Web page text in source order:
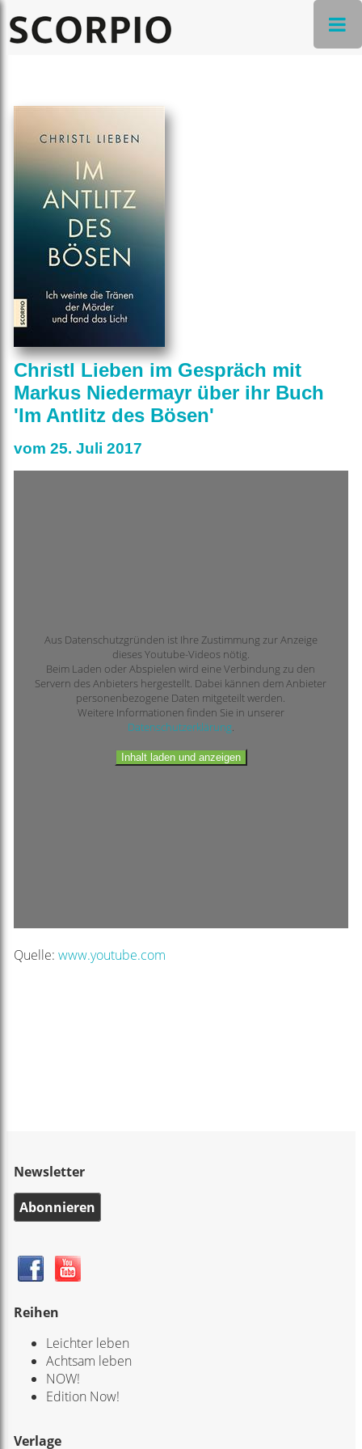
Christl Lieben im Gespräch mit
Markus Niedermayr über ihr Buch
'Im Antlitz des Bösen'
vom 25. Juli 2017
Aus Datenschutzgründen ist Ihre Zustimmung zur Anzeige
dieses Youtube-Videos nötig.
Beim Laden oder Abspielen wird eine Verbindung zu den
Servern des Anbieters hergestellt. Dabei kännen dem Anbieter
personenbezogene Daten mitgeteilt werden.
Weitere Informationen finden Sie in unserer
Datenschutzerklärung.
Inhalt laden und anzeigen
Quelle: www.youtube.com
Newsletter
Abonnieren
Reihen
Leichter leben
Achtsam leben
NOW!
Edition Now!
Verlage